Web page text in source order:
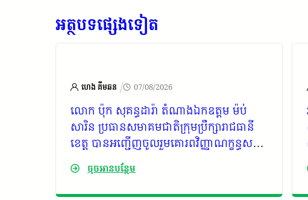
អត្ថបទផ្សេងទៀត
ហេង គីមឆន / 07/08/2026
លោក ប៉ុក សុគន្ធដារ៉ា តំណាងឯកឧត្តម ម៉ប់
សារិន ប្រធានសមាគមជាតិក្រុមប្រឹក្សារាជធានី
ខេត្ត បានអញ្ជើញចូលរួមគោរពវិញ្ញាណក្ខន្ធសព
ឯកឧត្តម កាយ សំរួម អតីតអនុប្រធានសមាគម
ជាតិក្រុមប្រឹក្សារាជធានី ខេត្ត អតីតប្រធានក្រុម
ប្រឹក្សាខេត្តកោះកុង និងបច្ចុប្បន្នជាទីប្រឹក្សារាជ
ចុចអានបន្ថែម